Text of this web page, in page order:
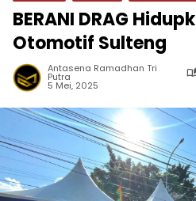
BERANI DRAG
Otomotif Sulteng
Antasena Ramadhan Tri
Putra
5 Mei, 2025